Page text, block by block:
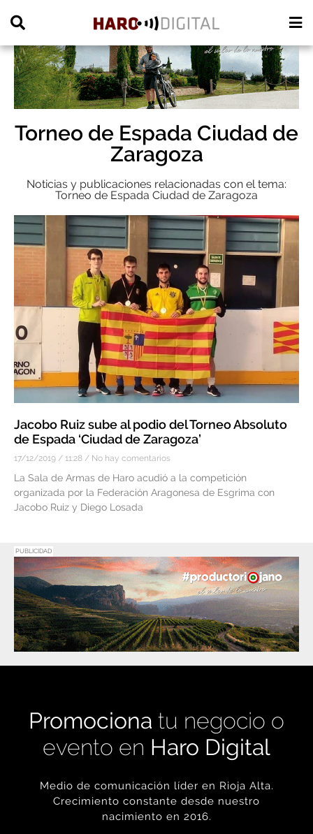
Torneo de Espada Ciudad de
Zaragoza
Noticias y publicaciones relacionadas con el tema:
Torneo de Espada Ciudad de Zaragoza
Jacobo Ruiz sube al podio del Torneo Absoluto
de Espada ‘Ciudad de Zaragoza’
17/12/2019 11:28 No hay comentarios
La Sala de Armas de Haro acudió a la competición
organizada por la Federación Aragonesa de Esgrima con
Jacobo Ruiz y Diego Losada
PUBLICIDAD
Promociona tu negocio o
evento en Haro Digital
Medio de comunicación líder en Rioja Alta.
Crecimiento constante desde nuestro
nacimiento en 2016.